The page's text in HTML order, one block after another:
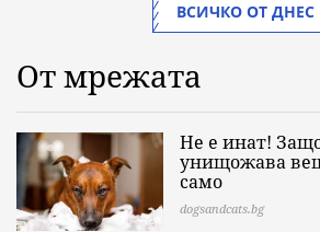
ВСИЧКО ОТ ДНЕС
От мрежата
Не е инат!
унищожава
само
dogsandcats.bg